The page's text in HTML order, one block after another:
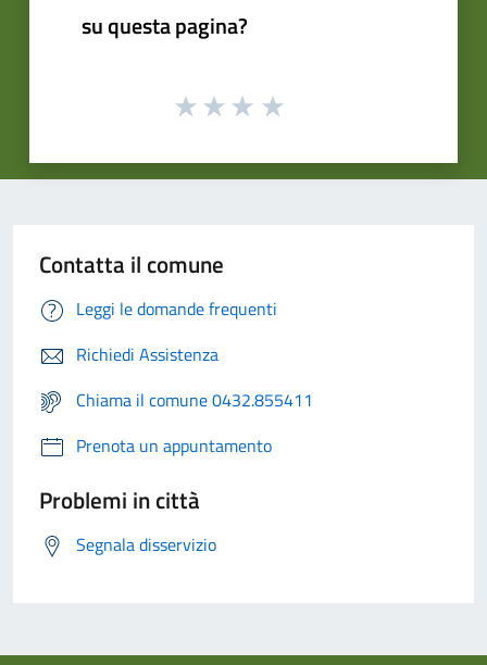
su questa pagina?
Contatta il comune
Leggi le domande frequenti
Richiedi Assistenza
Chiama il comune 0432.855411
Prenota un appuntamento
Problemi in città
Segnala disservizio